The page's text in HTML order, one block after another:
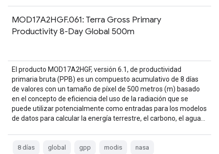
MOD17A2HGF.061: Terra Gross Primary
Productivity 8-Day Global 500m
El producto MOD17A2HGF, versión 6.1, de productividad
primaria bruta (PPB) es un compuesto acumulativo de 8 días
de valores con un tamaño de píxel de 500 metros (m) basado
en el concepto de eficiencia del uso de la radiación que se
puede utilizar potencialmente como entradas para los modelos
de datos para calcular la energía terrestre, el carbono, el agua…
8 días global gpp modis nasa